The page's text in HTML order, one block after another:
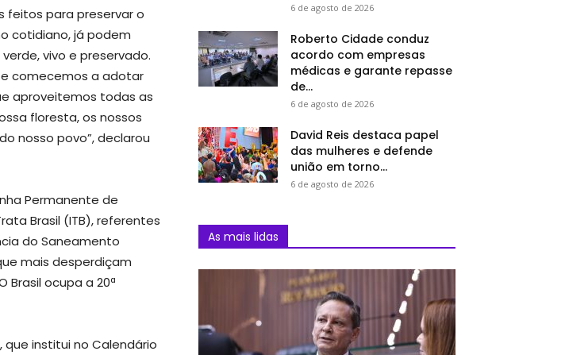
feitos para preservar o
cotidiano, já podem
vivo e preservado.
comecemos a adotar
aproveitemos todas as
floresta, os nossos
nosso povo”, declarou
Permanente de
Brasil (ITB), referentes
do Saneamento
mais desperdiçam
Brasil ocupa a 20ª
que institui no Calendário
6 de agosto de 2026
Roberto Cidade conduz
acordo com empresas
médicas e garante repasse
de...
6 de agosto de 2026
David Reis destaca papel
das mulheres e defende
união em torno...
6 de agosto de 2026
As mais lidas